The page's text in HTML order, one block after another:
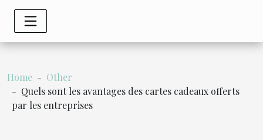
Home
Other
Quels sont les avantages des cartes cadeaux offerts
par les entreprises